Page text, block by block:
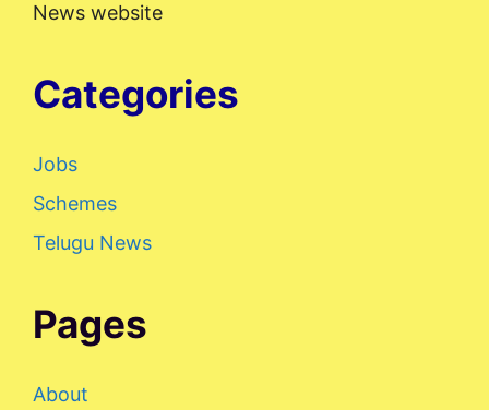
News website
Categories
Jobs
Schemes
Telugu News
Pages
About